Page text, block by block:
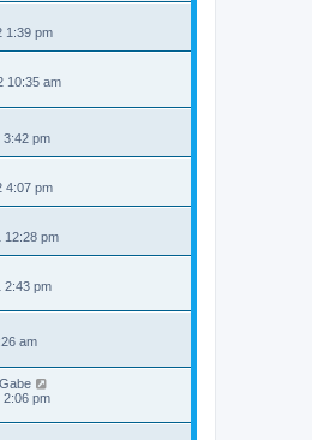
1:39 pm
10:35 am
3:42 pm
4:07 pm
12:28 pm
2:43 pm
am
2:06 pm